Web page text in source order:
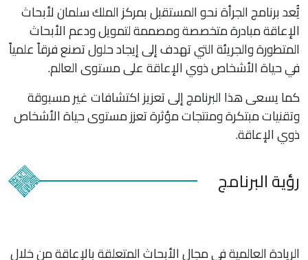
يُُعد برنامج الجرأة نحو المستقبل بمركز الملك سلمان لأبحاث
الإعاقة مبادرة متخصصة ومصممة لتمويل ودعم الأبحاث
المتطورة والجريئة التي تهدف إلى إيجاد حلول تصنع فرقاً علمياً
في حياة الأشخاص ذوي الإعاقة على مستوى العالم.
كما يسعى هذا البرنامج إلى تعزيز اكتشافات غير مسبوقة
وتقنيات مبتكرة ومنتجات مؤثرة تعزز مستوى حياة الأشخاص
ذوي الإعاقة.
رؤية البرنامج
الريادة العالمية في مجال الأبحاث المتعلقة بالإعاقة من خلال